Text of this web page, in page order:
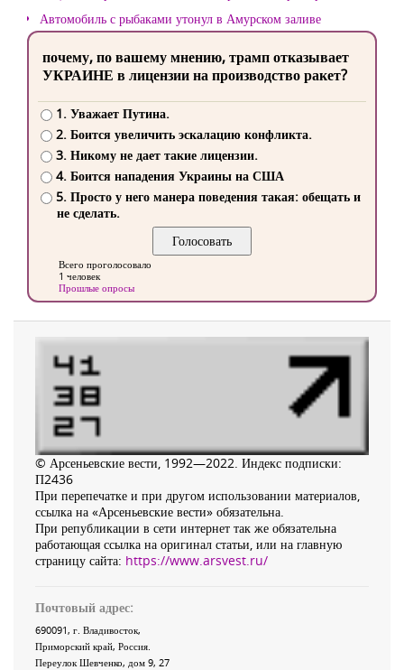
Автомобиль с рыбаками утонул в Амурском заливе
почему, по вашему мнению, трамп отказывает
УКРАИНЕ в лицензии на производство ракет?
1. Уважает Путина.
2. Боится увеличить эскалацию конфликта.
3. Никому не дает такие лицензии.
4. Боится нападения Украины на США
5. Просто у него манера поведения такая: обещать и
не сделать.
Всего проголосовало
1 человек
Прошлые опросы
© Арсеньевские вести, 1992—2022. Индекс подписки:
П2436
При перепечатке и при другом использовании материалов,
ссылка на «Арсеньевские вести» обязательна.
При републикации в сети интернет так же обязательна
работающая ссылка на оригинал статьи, или на главную
страницу сайта: https://www.arsvest.ru/
Почтовый адрес:
690091, г. Владивосток,
Приморский край, Россия
Переулок Шевченко, дом 9, 27